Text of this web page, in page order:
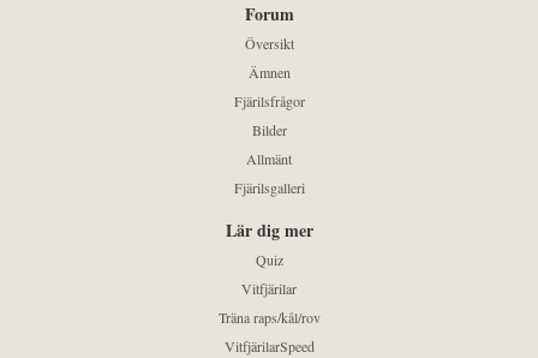
Forum
Översikt
Ämnen
Fjärilsfrågor
Bilder
Allmänt
Fjärilsgalleri
Lär dig mer
Quiz
Vitfjärilar
Träna raps/kål/rov
VitfjärilarSpeed